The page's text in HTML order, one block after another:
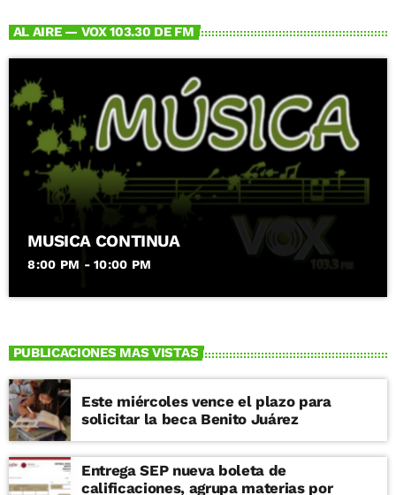
AL AIRE — VOX 103.30 DE FM
MUSICA CONTINUA
8:00 PM - 10:00 PM
PUBLICACIONES MAS VISTAS
Este miércoles vence el plazo para
solicitar la beca Benito Juárez
Entrega SEP nueva boleta de
calificaciones, agrupa materias por